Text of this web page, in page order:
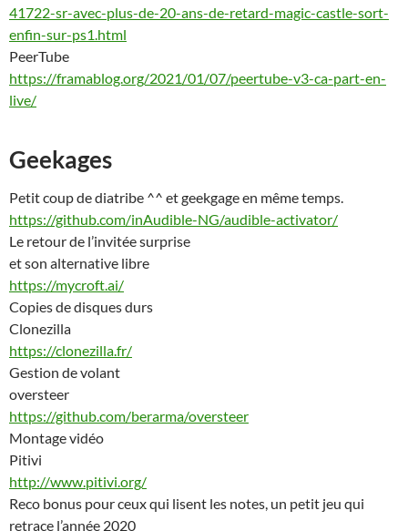
41722-sr-avec-plus-de-20-ans-de-retard-magic-castle-sort-
enfin-sur-ps1.html
PeerTube
https://framablog.org/2021/01/07/peertube-v3-ca-part-en-
live/
Geekages
Petit coup de diatribe ^^ et geekgage en même temps.
https://github.com/inAudible-NG/audible-activator/
Le retour de l’invitée surprise
et son alternative libre
https://mycroft.ai/
Copies de disques durs
Clonezilla
https://clonezilla.fr/
Gestion de volant
oversteer
https://github.com/berarma/oversteer
Montage vidéo
Pitivi
http://www.pitivi.org/
Reco bonus pour ceux qui lisent les notes, un petit jeu qui
retrace l’année 2020